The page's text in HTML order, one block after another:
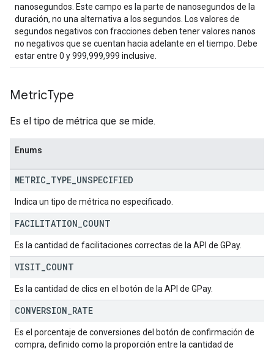
nanosegundos. Este campo es la parte de nanosegundos de la
duración, no una alternativa a los segundos. Los valores de
segundos negativos con fracciones deben tener valores nanos
no negativos que se cuentan hacia adelante en el tiempo. Debe
estar entre 0 y 999,999,999 inclusive.
MetricType
Es el tipo de métrica que se mide.
Enums
METRIC TYPE UNSPECIFIED
Indica un tipo de métrica no especificado.
FACILITATION COUNT
Es la cantidad de facilitaciones correctas de la API de GPay.
VISIT COUNT
Es la cantidad de clics en el botón de la API de GPay.
CONVERSION RATE
Es el porcentaje de conversiones del botón de confirmación de
compra, definido como la proporción entre la cantidad de